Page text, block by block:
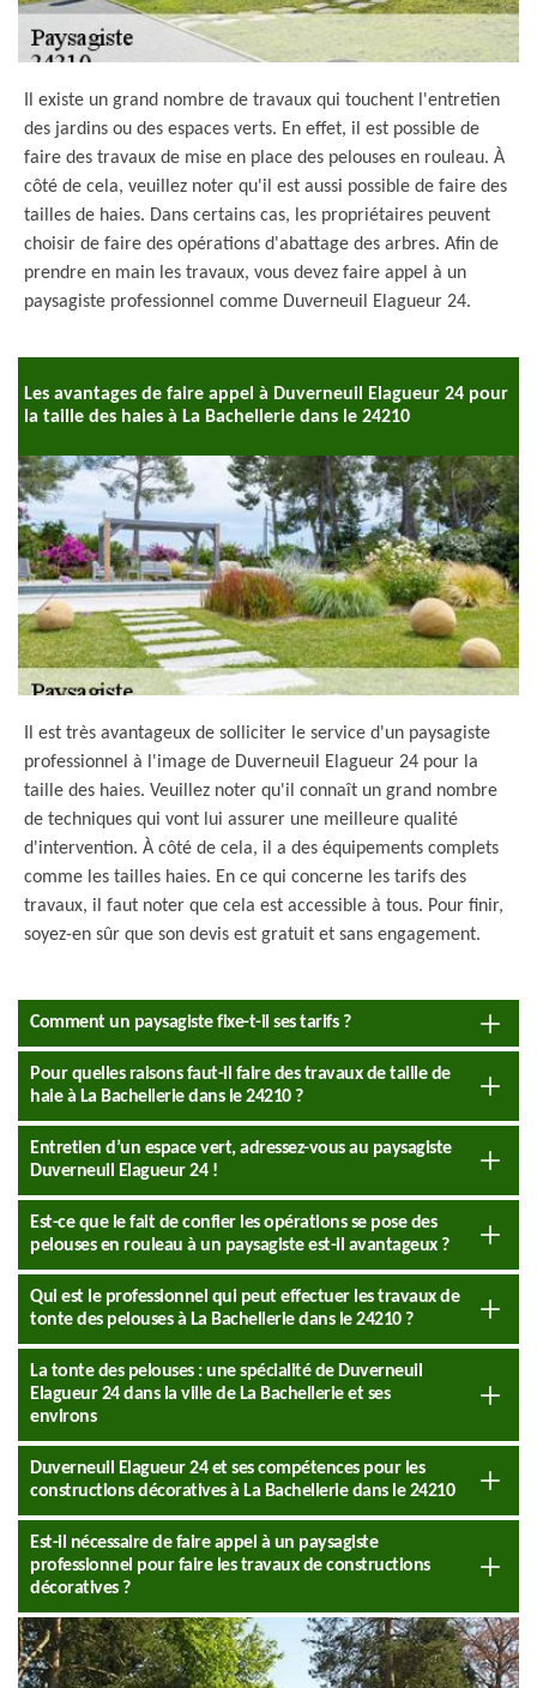
Il existe un grand nombre de travaux qui touchent l'entretien
des jardins ou des espaces verts. En effet, il est possible de
faire des travaux de mise en place des pelouses en rouleau. À
côté de cela, veuillez noter qu'il est aussi possible de faire des
tailles de haies. Dans certains cas, les propriétaires peuvent
choisir de faire des opérations d'abattage des arbres. Afin de
prendre en main les travaux, vous devez faire appel à un
paysagiste professionnel comme Duverneuil Elagueur 24.
Les avantages de faire appel à Duverneuil Elagueur 24 pour
la taille des haies à La Bachellerie dans le 24210
Il est très avantageux de solliciter le service d'un paysagiste
professionnel à l'image de Duverneuil Elagueur 24 pour la
taille des haies. Veuillez noter qu'il connaît un grand nombre
de techniques qui vont lui assurer une meilleure qualité
d'intervention. À côté de cela, il a des équipements complets
comme les tailles haies. En ce qui concerne les tarifs des
travaux, il faut noter que cela est accessible à tous. Pour finir,
soyez-en sûr que son devis est gratuit et sans engagement.
Comment un paysagiste fixe-t-il ses tarifs ?
Pour quelles raisons faut-il faire des travaux de taille de
haie à La Bachellerie dans le 24210 ?
Entretien d’un espace vert, adressez-vous au paysagiste
Duverneuil Elagueur 24 !
Est-ce que le fait de confier les opérations se pose des
pelouses en rouleau à un paysagiste est-il avantageux ?
Qui est le professionnel qui peut effectuer les travaux de
tonte des pelouses à La Bachellerie dans le 24210 ?
La tonte des pelouses : une spécialité de Duverneuil
Elagueur 24 dans la ville de La Bachellerie et ses
environs
Duverneuil Elagueur 24 et ses compétences pour les
constructions décoratives à La Bachellerie dans le 24210
Est-il nécessaire de faire appel à un paysagiste
professionnel pour faire les travaux de constructions
décoratives ?